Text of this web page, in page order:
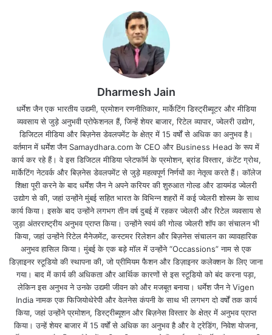
मेष – चू, चे, चो, ला, ली, लू, ले, लो, आ (Aries):
सावधान जाने-अनजाने भी लापरवाही मत बरतना l लापरवाही हुई
और दुर्घटना घटी l जल्दबाजी में कोई काम मत करना l आज का
दिन फूंक-फूंक कर कदम रखने जैसा है l जिन जातकों को पिछले
कई बार नुकसान हो चुका है उनके लिए ये कहावत ठीक बैठती है
‘दूध का जला छाछ को भी फूंक फूंक कर पीता है’ l इसलिए बिना
सोचे-समझे, बड़ो का परामर्श लिए बिना कोई भी काम न करें l
वृषभ – ई, ऊ, ए, ओ, वा, वी, वू, वे, वो (Taurus):
Dharmesh Jain
धर्मेश जैन एक भारतीय उद्यमी, प्रमोशन रणनीतिकार, मार्केटिंग डिस्ट्रीब्यूटर और मीडिया
व्यवसाय से जुड़े अनुभवी प्रोफेशनल हैं, जिन्हें शेयर बाजार, रिटेल व्यापार, ज्वेलरी उद्योग,
डिजिटल मीडिया और बिज़नेस डेवलपमेंट के क्षेत्र में 15 वर्षों से अधिक का अनुभव है।
वर्तमान में धर्मेश जैन Samaydhara.com के CEO और Business Head के रूप में
कार्य कर रहे हैं। वे इस डिजिटल मीडिया प्लेटफॉर्म के प्रमोशन, ब्रांड विस्तार, कंटेंट ग्रोथ,
मार्केटिंग नेटवर्क और बिज़नेस डेवलपमेंट से जुड़े महत्वपूर्ण निर्णयों का नेतृत्व करते हैं। कॉलेज
शिक्षा पूरी करने के बाद धर्मेश जैन ने अपने करियर की शुरुआत गोल्ड और डायमंड ज्वेलरी
उद्योग से की, जहां उन्होंने मुंबई सहित भारत के विभिन्न शहरों में कई ज्वेलरी शोरूम के साथ
कार्य किया। इसके बाद उन्होंने लगभग तीन वर्ष दुबई में रहकर ज्वेलरी और रिटेल व्यवसाय से
जुड़ा अंतरराष्ट्रीय अनुभव प्राप्त किया। उन्होंने स्वयं की गोल्ड ज्वेलरी शॉप का संचालन भी
किया, जहां उन्होंने रिटेल मैनेजमेंट, कस्टमर रिलेशन और बिज़नेस संचालन का व्यावहारिक
अनुभव हासिल किया। मुंबई के एक बड़े मॉल में उन्होंने “Occassions” नाम से एक
डिज़ाइनर स्टूडियो की स्थापना की, जो प्रीमियम फैशन और डिज़ाइनर कलेक्शन के लिए जाना
गया। बाद में कार्य की अधिकता और आर्थिक कारणों से इस स्टूडियो को बंद करना पड़ा,
लेकिन इस अनुभव ने उनके उद्यमी जीवन को और मजबूत बनाया। धर्मेश जैन ने Vigen
India नामक एक फिजियोथेरेपी और वेलनेस कंपनी के साथ भी लगभग दो वर्षों तक कार्य
किया, जहां उन्होंने प्रमोशन, डिस्ट्रीब्यूशन और बिज़नेस विस्तार के क्षेत्र में अनुभव प्राप्त
किया। उन्हें शेयर बाजार में 15 वर्षों से अधिक का अनुभव है और वे ट्रेडिंग, निवेश योजना,